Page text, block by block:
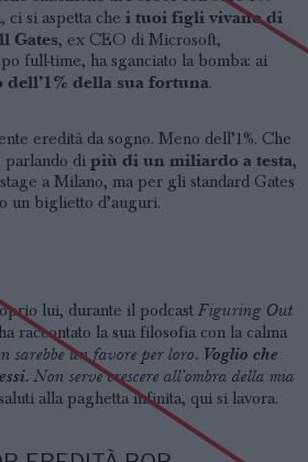
ci si aspetta che i tuoi figli vivano di
Gates, ex CEO di Microsoft,
full-time, ha sganciato la bomba: ai
dell’1% della sua fortuna.
eredità da sogno. Meno dell’1%. Che
parlando di più di un miliardo a testa,
a Milano, ma per gli standard Gates
un biglietto d’auguri.
lui, durante il podcast Figuring Out
raccontato la sua filosofia con la calma
sarebbe un favore per loro. Voglio che
Non serve crescere all’ombra della mia
alla paghetta infinita, qui si lavora.